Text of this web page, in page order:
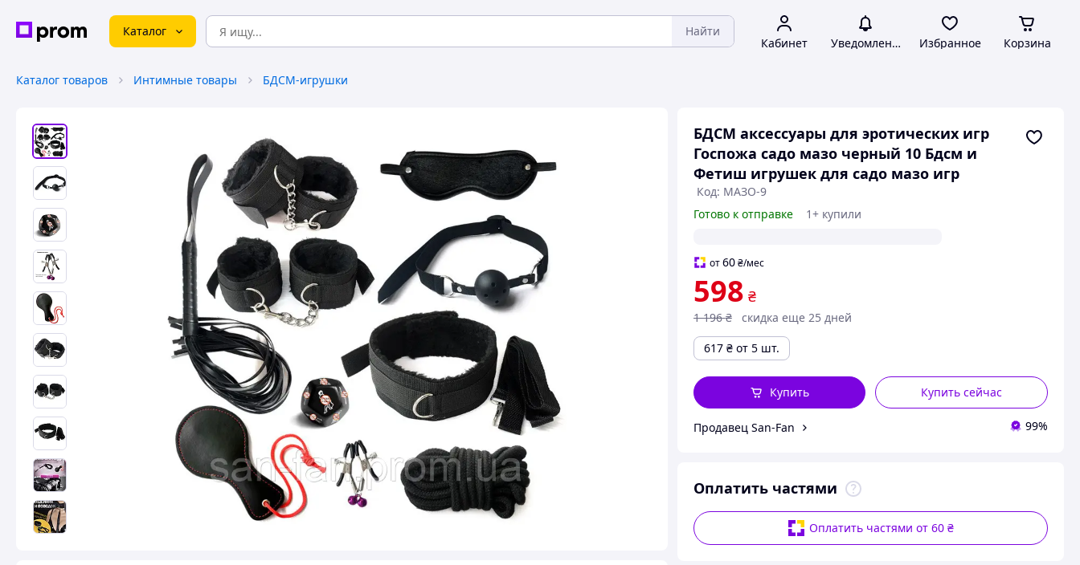
Каталог Найти
Кабинет Уведомления Избранное Корзина
Каталог товаров Интимные товары БДСМ-игрушки
БДСМ аксессуары для эротических игр
Госпожа садо мазо черный 10 Бдсм и
Фетиш игрушек для садо мазо игр
Код: МАЗО-9
Готово к отправке
1+ купили
от60 ₴/мес
598 ₴
1 196 ₴
скидка еще 25 дней
617 ₴ от 5 шт.
Купить сейчас
Купить
Продавец San-Fan 99%
Оплатить частями
Оплатить частями от 60 ₴